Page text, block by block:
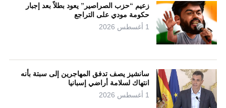
زعيم “حزب الصراصير” يعود بطلاً بعد إجبار
حكومة مودي على التراجع
1 أغسطس 2026
سانشيز يصف تدفق المهاجرين إلى سبتة بأنه
انتهاك لسلامة أراضي إسبانيا
1 أغسطس 2026